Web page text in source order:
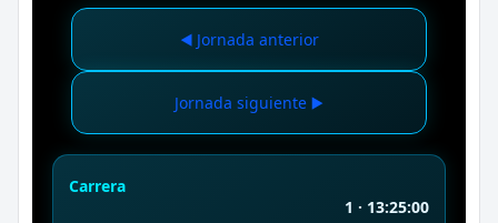
◀️ Jornada anterior
Jornada siguiente ▶️
Carrera
1 · 13:25:00